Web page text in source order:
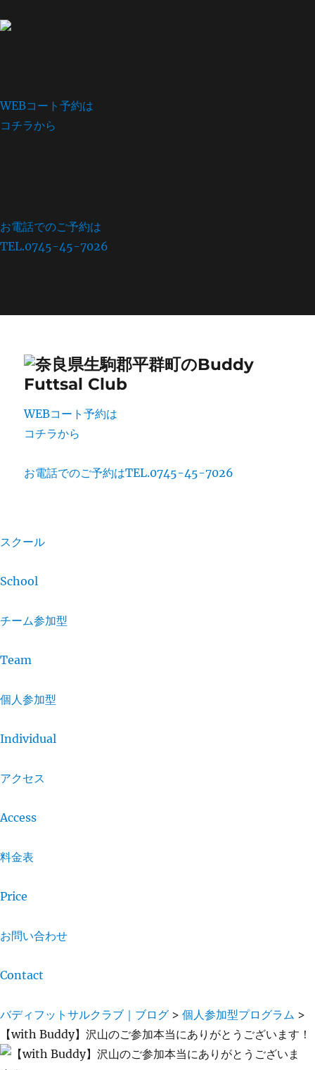
WEBコート予約は
コチラから
お電話でのご予約は
TEL.0745-45-7026
WEBコート予約は
コチラから
お電話でのご予約はTEL.0745-45-7026
スクール
School
チーム参加型
Team
個人参加型
Individual
アクセス
Access
料金表
Price
お問い合わせ
Contact
バディフットサルクラブ｜ブログ > 個人参加型プログラム >
【with Buddy】沢山のご参加本当にありがとうございます！